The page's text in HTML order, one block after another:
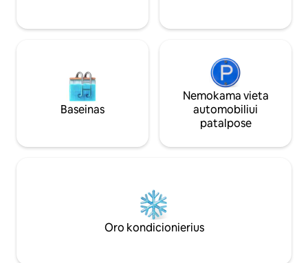
Baseinas
Nemokama vieta
automobiliui
patalpose
Oro kondicionierius